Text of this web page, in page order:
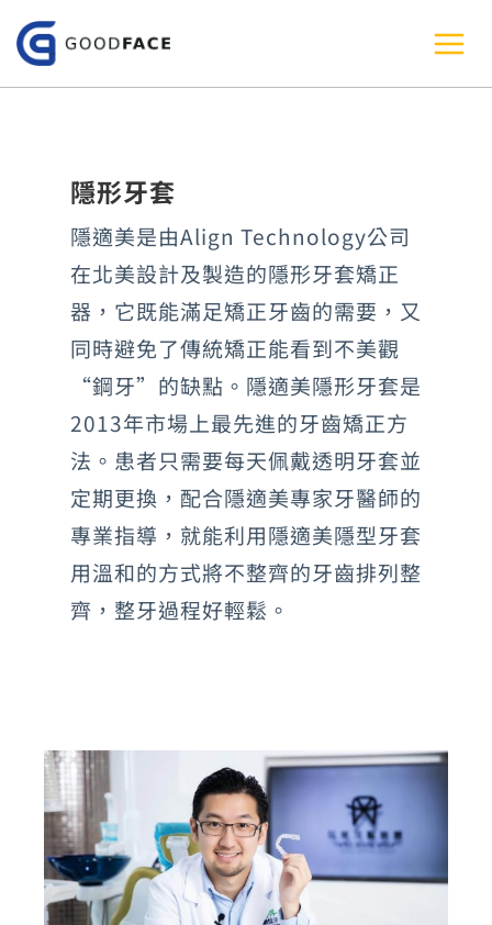
至
主
隱形牙套
隱適美是由Align Technology公司
在北美設計及製造的隱形牙套矯正
器，它既能滿足矯正牙齒的需要，又
同時避免了傳統矯正能看到不美觀
“鋼牙”的缺點。隱適美隱形牙套是
2013年市場上最先進的牙齒矯正方
法。患者只需要每天佩戴透明牙套並
定期更換，配合隱適美專家牙醫師的
專業指導，就能利用隱適美隱型牙套
用溫和的方式將不整齊的牙齒排列整
齊，整牙過程好輕鬆。